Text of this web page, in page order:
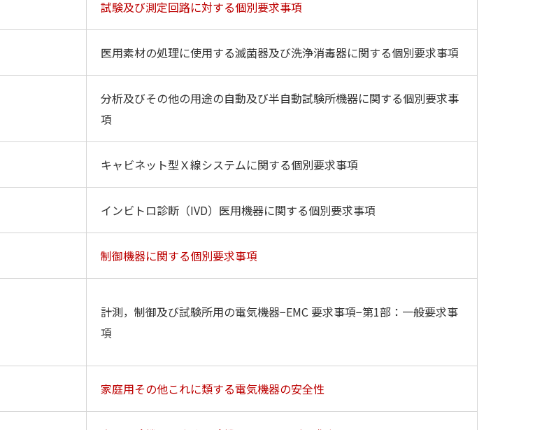
試験及び測定回路に対する個別要求事項
医用素材の処理に使用する滅菌器及び洗浄消毒器に関する個別要求事項
分析及びその他の用途の自動及び半自動試験所機器に関する個別要求事
項
キャビネット型Ｘ線システムに関する個別要求事項
インビトロ診断（IVD）医用機器に関する個別要求事項
制御機器に関する個別要求事項
計測，制御及び試験所用の電気機器−EMC 要求事項−第1部：一般要求事
項
家庭用その他これに類する電気機器の安全性